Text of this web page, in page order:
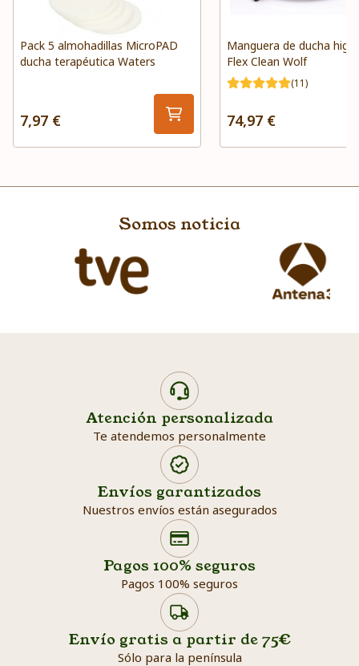
Pack 5 almohadillas MicroPAD
ducha terapéutica Waters
7,97 €
Manguera de ducha
Flex Clean Wolf
(11)
74,97 €
Somos noticia
Atención personalizada
Te atendemos personalmente
Envíos garantizados
Nuestros envíos están asegurados
Pagos 100% seguros
Pagos 100% seguros
Envío gratis a partir de 75€
Sólo para la península
Search products